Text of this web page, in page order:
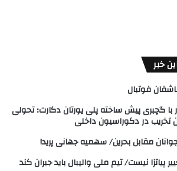
خبر
فوتبال
با گچبری پیش ساخته پلی یورتان دکارت؛ تحولی
در دکوراسیون داخلی
مقابل بحرین/ سهمیه جهانی پرید!
پیاتزا نیست/ تیم ملی والیبال باید جبران کند